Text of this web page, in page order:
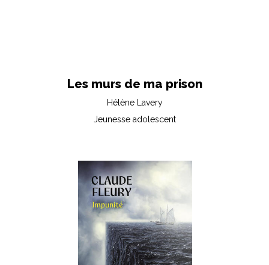
Les murs de ma prison
Hélène Lavery
Jeunesse adolescent